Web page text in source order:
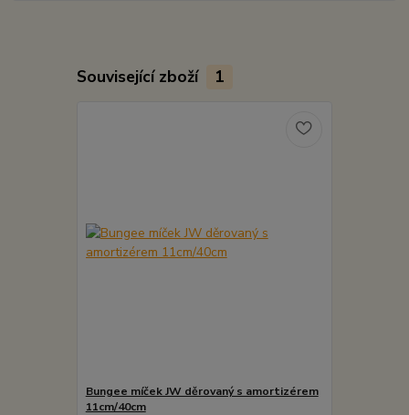
Související zboží 1
Bungee míček JW děrovaný s amortizérem
11cm/40cm